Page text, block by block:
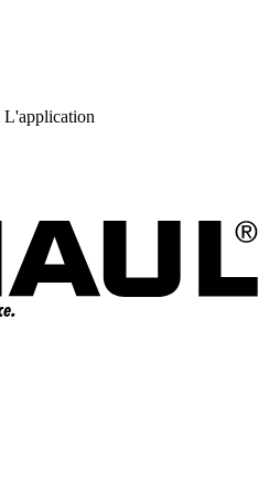
L'application